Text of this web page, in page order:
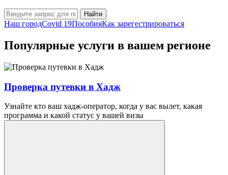
Найти
Наш городCovid 19ПособияКак зарегестрироваться
Популярные услуги в вашем регионе
Проверка путевки в Хадж
Узнайте кто ваш хадж-оператор, когда у вас вылет, какая
программа и какой статус у вашей визы